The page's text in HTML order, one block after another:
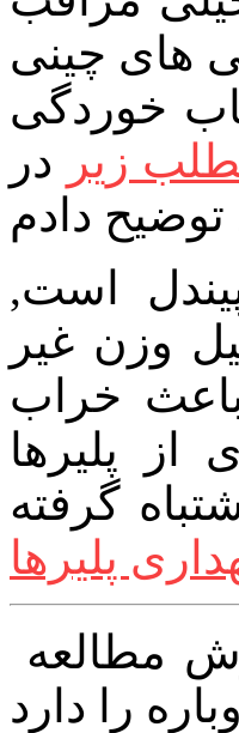
های چینی
خوردگی
زیر در
است,
وزن غیر
خراب
پلیرها
گرفته